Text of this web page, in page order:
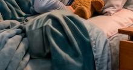
Opleidingen
Juridisch advies